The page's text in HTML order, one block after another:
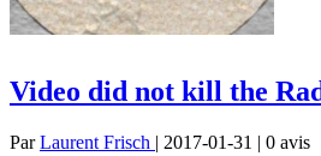
Video did not kill the
ParLaurent Frisch | 2017-01-31 | 0 avis